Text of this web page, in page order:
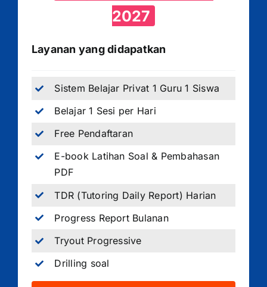
2027
Layanan yang didapatkan
Sistem Belajar Privat 1 Guru 1 Siswa
Belajar 1 Sesi per Hari
Free Pendaftaran
E-book Latihan Soal & Pembahasan
PDF
TDR (Tutoring Daily Report) Harian
Progress Report Bulanan
Tryout Progressive
Drilling soal